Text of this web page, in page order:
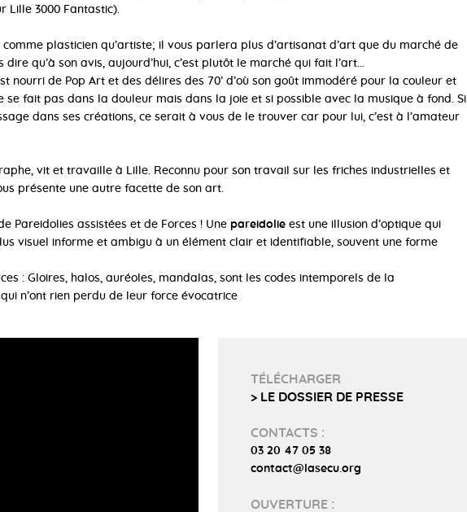
Lille 3000 Fantastic).
plasticien qu’artiste; il vous parlera plus d’artisanat d’art que du marché de
qu’à son avis, aujourd’hui, c’est plutôt le marché qui fait l’art...
nourri de Pop Art et des délires des 70’ d’où son goût immodéré pour la couleur et
se fait pas dans la douleur mais dans la joie et si possible avec la musique à fond. Si
dans ses créations, ce serait à vous de le trouver car pour lui, c’est à l’amateur
vit et travaille à Lille. Reconnu pour son travail sur les friches industrielles et
présente une autre facette de son art.
de Pareidolies assistées et de Forces ! Une pareidolie est une illusion d’optique qui
visuel informe et ambigu à un élément clair et identifiable, souvent une forme
: Gloires, halos, auréoles, mandalas, sont les codes intemporels de la
n’ont rien perdu de leur force évocatrice
TÉLÉCHARGER
> LE DOSSIER DE PRESSE
CONTACTS :
03 20 47 05 38
contact@lasecu.org
OUVERTURE :